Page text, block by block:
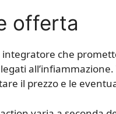
offerta
che
il prezzo e le